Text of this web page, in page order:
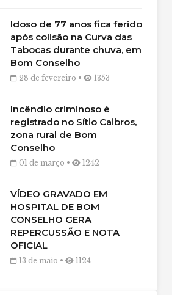
Idoso de 77 anos fica ferido
após colisão na Curva das
Tabocas durante chuva, em
Bom Conselho
28 de fevereiro • 1353
Incêndio criminoso é
registrado no Sítio Caibros,
zona rural de Bom
Conselho
01 de março • 1242
VÍDEO GRAVADO EM
HOSPITAL DE BOM
CONSELHO GERA
REPERCUSSÃO E NOTA
OFICIAL
13 de maio • 1124